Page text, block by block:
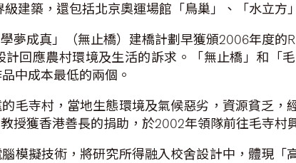
建築，還包括北京奧運場館「鳥巢」、「水立方
夢成真」（無止橋）建橋計劃早獲頒2006年度的
回應農村環境及生活的訴求。「無止橋」和「
中成本最低的兩個。
毛寺村，當地生態環境及氣候惡劣，資源貧乏
授獲香港善長的捐助，於2002年領隊前往毛寺村
模擬技術，將研究所得融入校舍設計中，體現「